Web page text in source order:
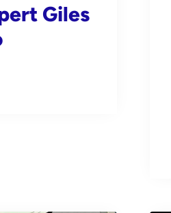
Giles